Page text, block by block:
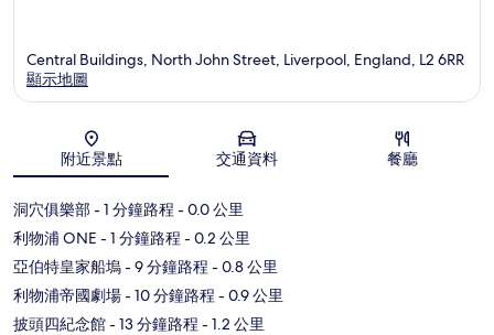
地圖
Central Buildings, North John Street, Liverpool, England, L2 6RR
顯示地圖
附近景點 交通資料 餐廳
洞穴俱樂部- 1 分鐘路程 - 0.0 公里
利物浦 ONE - 1 分鐘路程 - 0.2 公里
亞伯特皇家船塢- 9 分鐘路程 - 0.8 公里
利物浦帝國劇場- 10 分鐘路程 - 0.9 公里
披頭四紀念館- 13 分鐘路程 - 1.2 公里